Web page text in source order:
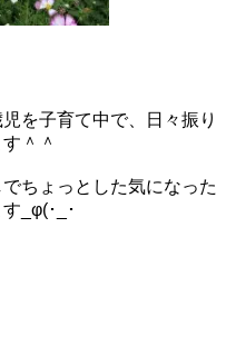
を子育て中で、日々振り
＾＾
ちょっとした気になった
_φ(･_･